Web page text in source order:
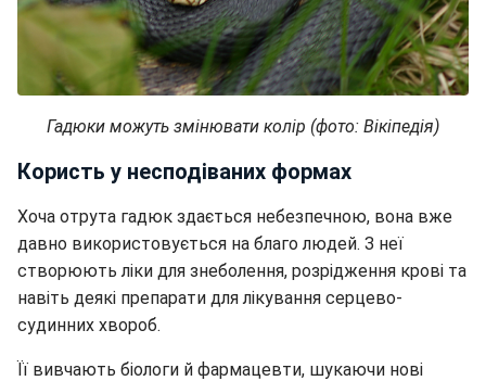
Гадюки можуть змінювати колір (фото: Вікіпедія)
Користь у несподіваних формах
Хоча отрута гадюк здається небезпечною, вона вже
давно використовується на благо людей. З неї
створюють ліки для знеболення, розрідження крові та
навіть деякі препарати для лікування серцево-
судинних хвороб.
Її вивчають біологи й фармацевти, шукаючи нові